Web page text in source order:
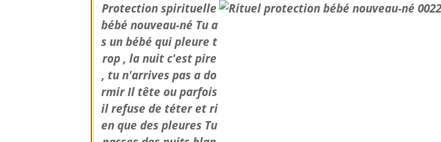
Protection spirituelle
bébé nouveau-né Tu a
s un bébé qui pleure t
rop , la nuit c'est pire
, tu n'arrives pas a do
rmir Il tête ou parfois
il refuse de téter et ri
en que des pleures Tu